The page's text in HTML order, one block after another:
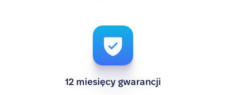
12 miesięcy gwarancji